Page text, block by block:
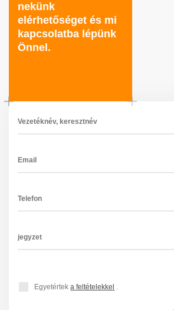
nekünk
elérhetőséget és mi
kapcsolatba lépünk
Önnel.
Egyetérteka feltételekkel .